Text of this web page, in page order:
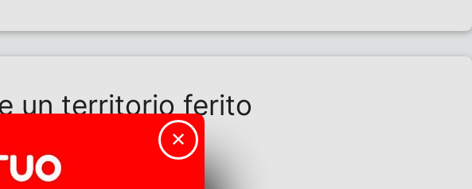
un territorio ferito
✕